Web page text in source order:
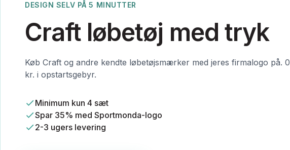
DESIGN SELV PÅ 5 MINUTTER
Craft løbetøj med tryk
Køb Craft og andre kendte løbetøjsmærker med jeres firmalogo på. 0
kr. i opstartsgebyr.
Minimum kun 4 sæt
Spar 35% med Sportmonda-logo
2-3 ugers levering